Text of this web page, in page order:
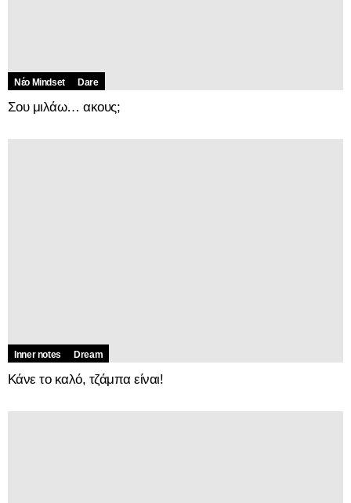
Νέο Mindset Dare
Σου μιλάω… ακους;
Inner notes Dream
Κάνε το καλό, τζάμπα είναι!